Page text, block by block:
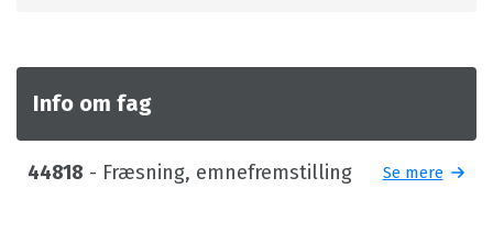
Info om fag
44818 - Fræsning, emnefremstilling Se mere